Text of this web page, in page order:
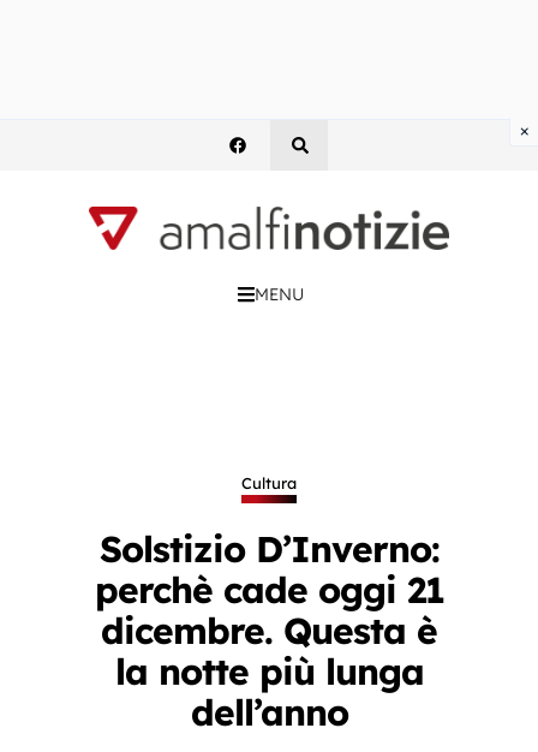
MENU
Cultura
Solstizio D’Inverno:
perchè cade oggi 21
dicembre. Questa è
la notte più lunga
dell’anno
×